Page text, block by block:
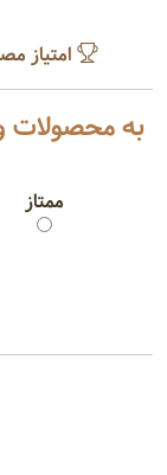
امتیاز
به محصولات
ممتاز